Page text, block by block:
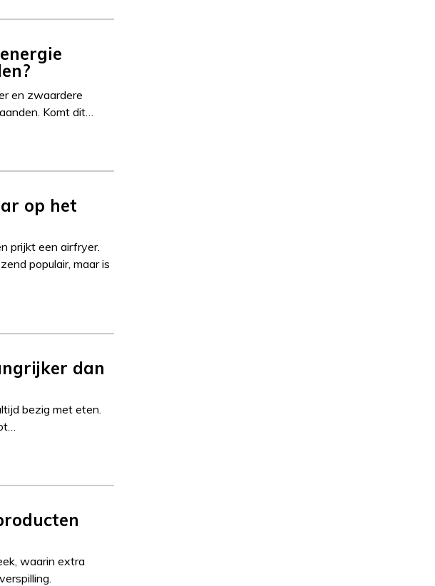
en zwaardere
Komt dit…
op het
prijkt een airfryer.
populair, maar is
dan
bezig met eten.
waarin extra